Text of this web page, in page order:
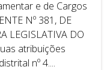
e de Cargos
Nº 381, DE
LEGISLATIVA DO
atribuições
nº 4....